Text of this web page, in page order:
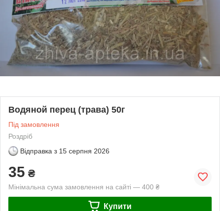
Водяной перец (трава) 50г
Під замовлення
Роздріб
Відправка з 15 серпня 2026
35 ₴
Мінімальна сума замовлення на сайті — 400 ₴
Купити